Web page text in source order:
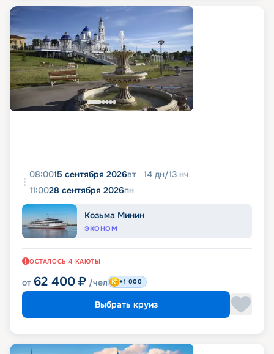
08:0015 сентября 2026вт 14 дн/13 нч
11:0028 сентября 2026пн
Козьма Минин
ЭКОНОМ
ОСТАЛОСЬ 4 КАЮТЫ
от 62 400 ₽ /чел +1 000
Выбрать круиз